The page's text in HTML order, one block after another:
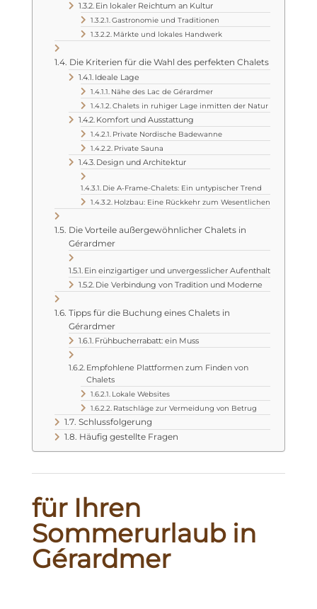
Ein lokaler Reichtum an Kultur
Gastronomie und Traditionen
Märkte und lokales Handwerk
Die Kriterien für die Wahl des perfekten Chalets
Ideale Lage
Nähe des Lac de Gérardmer
Chalets in ruhiger Lage inmitten der Natur
Komfort und Ausstattung
Private Nordische Badewanne
Private Sauna
Design und Architektur
Die A-Frame-Chalets: Ein untypischer Trend
Holzbau: Eine Rückkehr zum Wesentlichen
Die Vorteile außergewöhnlicher Chalets in
Gérardmer
Ein einzigartiger und unvergesslicher Aufenthalt
Die Verbindung von Tradition und Moderne
Tipps für die Buchung eines Chalets in
Gérardmer
Frühbucherrabatt: ein Muss
Empfohlene Plattformen zum Finden von
Chalets
Lokale Websites
Ratschläge zur Vermeidung von Betrug
Schlussfolgerung
Häufig gestellte Fragen
für Ihren
Sommerurlaub in
Gérardmer